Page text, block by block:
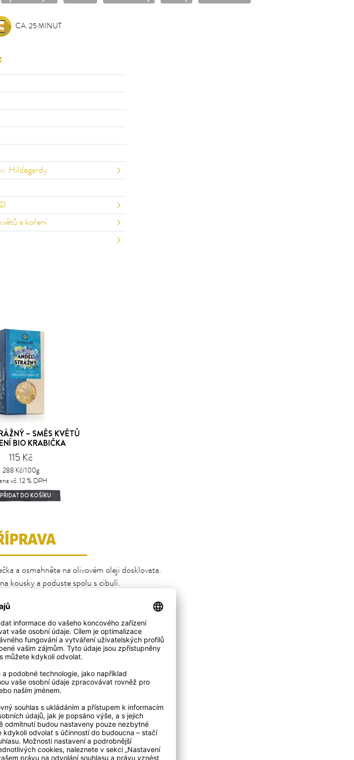
CA. 25 MINUT
Hildegardy
a koření
– SMĚS KVĚTŮ
BIO KRABIČKA
115 Kč
288 Kč/100g
vč. 12 % DPH
PŘIDAT DO KOŠÍKU
a osmahněte na olivovém oleji dosklovata.
kousky a poduste spolu s cibulí.
solí a pepřem a vařte přibližně 10 minut.
a vmíchejte směs květů a koření Anděl strážný.